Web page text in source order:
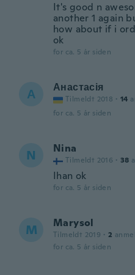
It's good n
another 1 again
how about if i
ok
for ca. 5 år siden
А Анастасія
Tilmeldt 2018 · 14
for ca. 5 år siden
N Nina
Tilmeldt 2016 · 38
Ihan ok
for ca. 5 år siden
M Marysol
Tilmeldt 2019 · 2
for ca. 5 år siden